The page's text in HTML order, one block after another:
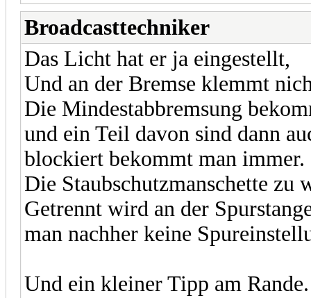
Broadcasttechniker
Das Licht hat er ja eingestellt,
Und an der Bremse klemmt
Die Mindestabbremsung
und ein Teil davon sind dann
blockiert bekommt man immer.
Die Staubschutzmanschette zu
Getrennt wird an der
man nachher keine
Und ein kleiner Tipp am Rande.